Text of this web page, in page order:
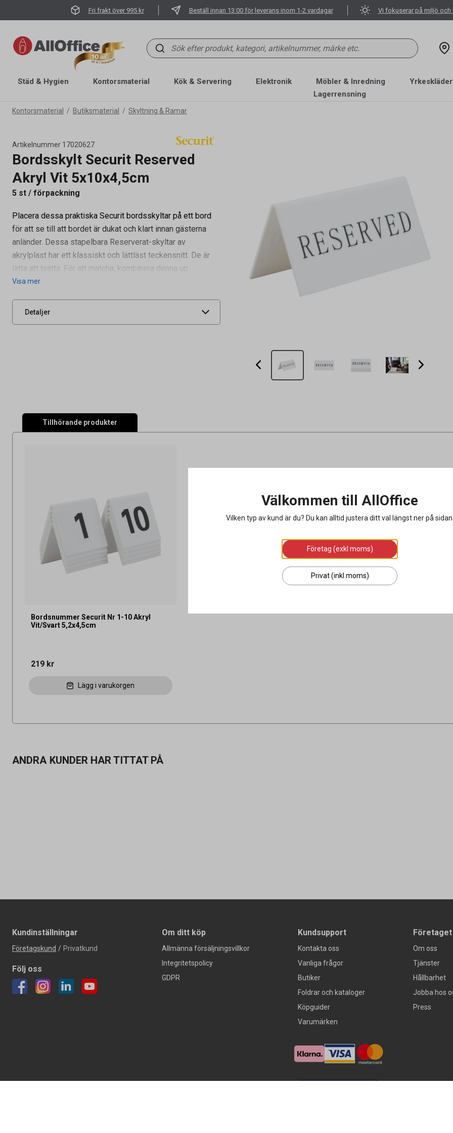
Fri frakt över 995 kr Beställ innan 13:00 för leverans inom 1-2 vardagar Vi fokuserar på miljö och
Städ & Hygien Kontorsmaterial Kök & Servering Elektronik Möbler & Inredning
Lagerrensning
Kontorsmaterial Butiksmaterial Skyltning & Ramar
Artikelnummer 17020627
Bordsskylt Securit Reserved
Akryl Vit 5x10x4,5cm
5 st / förpackning
Placera dessa praktiska Securit bordsskyltar på ett bord
för att se till att bordet är dukat och klart innan gästerna
anländer. Dessa stapelbara Reserverat-skyltar av
akrylplast har ett klassiskt och lättläst teckensnitt. De är
lätta att tvätta. För att matcha, kombinera denna up
Visa mer
Detaljer
Artikelnummer
Leverantörens
UNSPSC 55121908
Tillhörande produkter
Bordsnummer Securit Nr 1-10 Akryl
Vit/Svart 5,2x4,5cm
219 kr
Lägg i varukorgen
ANDRA KUNDER HAR TITTAT PÅ
Kundinställningar
Företagskund / Privatkund
Följ oss
Om ditt köp
Allmänna försäljningsvillkor
Integritetspolicy
GDPR
Kundsupport
Kontakta oss
Vanliga frågor
Butiker
Foldrar och kataloger
Köpguider
Varumärken
Företaget
Om oss
Tjänster
Hållbarhet
Jobba hos
Press
Välkommen till AllOffice
Vilken typ av kund är du? Du kan alltid justera ditt val längst ner på
Företag (exkl moms)
Privat (inkl moms)